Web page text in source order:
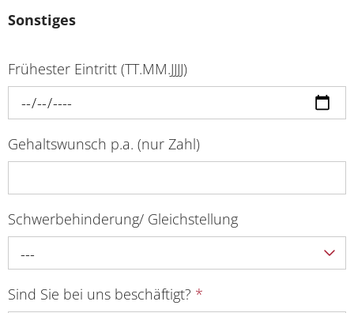
Sonstiges
Frühester Eintritt (TT.MM.JJJJ)
Gehaltswunsch p.a. (nur Zahl)
Schwerbehinderung/ Gleichstellung
---
Sind Sie bei uns beschäftigt? *